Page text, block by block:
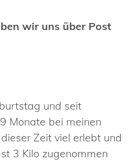
wir uns über Post
und seit
Monate bei meinen
Zeit viel erlebt und
3 Kilo zugenommen